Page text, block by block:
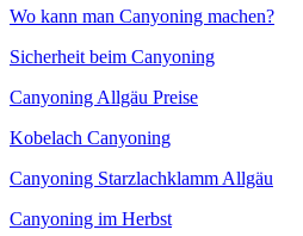
Wo kann man Canyoning machen?
Sicherheit beim Canyoning
Canyoning Allgäu Preise
Kobelach Canyoning
Canyoning Starzlachklamm Allgäu
Canyoning im Herbst